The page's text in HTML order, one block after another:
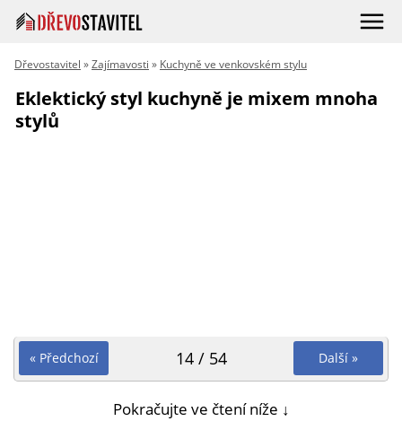
Dřevostavitel »Zajímavosti » Kuchyně ve venkovském stylu
Eklektický styl kuchyně je mixem mnoha
stylů
« Předchozí Další »
14 / 54
Pokračujte ve čtení níže ↓